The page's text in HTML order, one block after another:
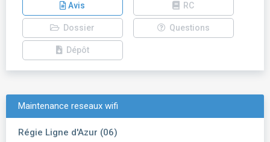
Avis RC
Dossier Questions
Dépôt
Maintenance reseaux wifi
Régie Ligne d'Azur (06)